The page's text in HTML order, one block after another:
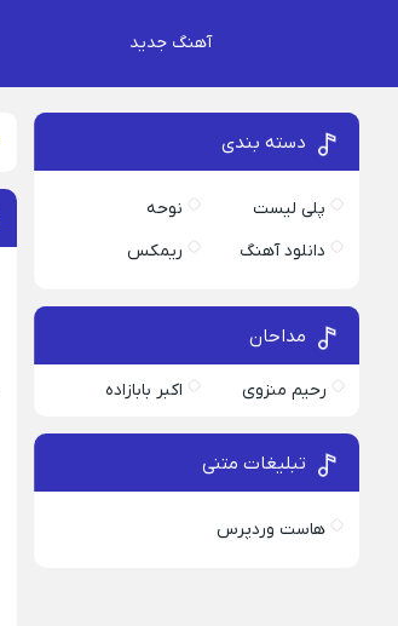
آهنگ جدید
دسته بندی
پلی لیست
نوحه
دانلود آهنگ
ریمکس
مداحان
رحیم منزوی اکبر بابازاده
تبلیغات متنی
هاست وردپرس